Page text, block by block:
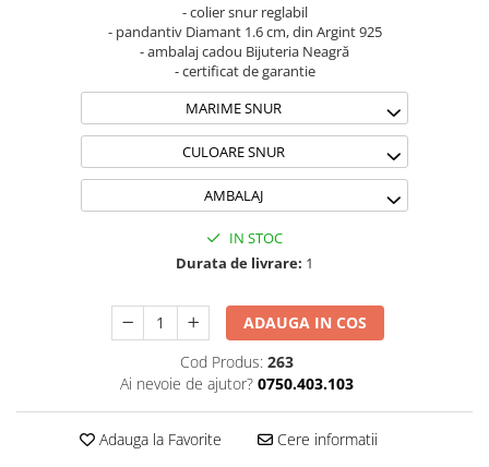
Coliere Transparente Diverse
LĂNȚIȘOARE ARGINT
Lănțișoare cu Inimioare
Lănțișoare cu Stea
Lănțișoare cu Soare
Lănțișoare cu Animale
Lănțișoare cu Pietre Naturale
Lănțișoare Argint Diverse
Coliere cu Perle Preciosa
- colier snur reglabil
- pandantiv Diamant 1.6 cm, din Argint 925
- ambalaj cadou Bijuteria Neagră
- certificat de garantie
MARIME SNUR
CULOARE SNUR
AMBALAJ
IN STOC
Durata de livrare: 1
ADAUGA IN COS
Cod Produs: 263
Ai nevoie de ajutor? 0750.403.103
Adauga la Favorite Cere informatii